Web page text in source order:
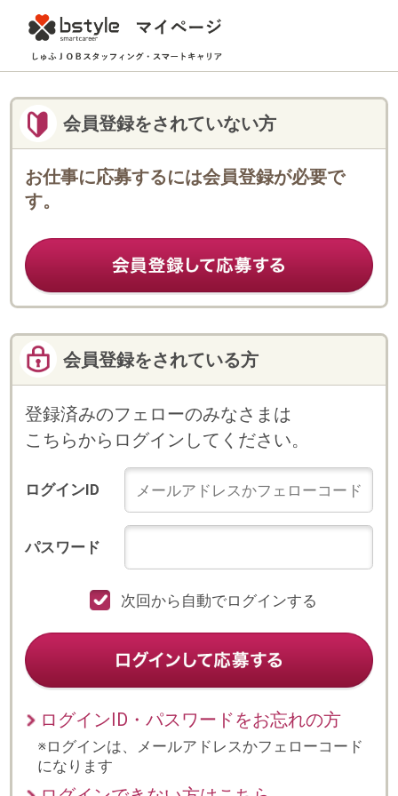
お仕事に応募するには会員登録が必要で
会員登録をされている方
登録済みのフェローのみなさまは
ログインID
次回から自動でログインする
ログインID・パスワードをお忘れの方
※ログインは、メールアドレスかフェローコード
になります
ログインできない方はこちら
プライバシーポリシー
© 2023 b-style smartcareer Inc.